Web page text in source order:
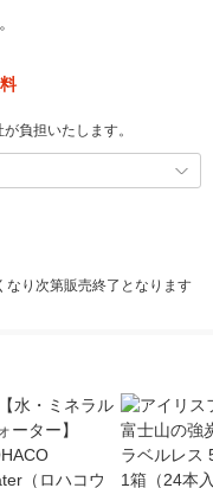
負担いたします。
なり次第販売終了となります